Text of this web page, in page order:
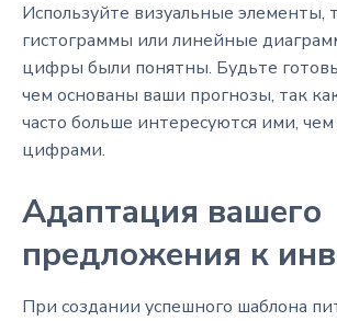
Используйте визуальные элементы,
гистограммы или линейные
цифры были понятны. Будьте
чем основаны ваши прогнозы, так
часто больше интересуются ими,
цифрами.
Адаптация вашего
предложения к
При создании успешного шаблона